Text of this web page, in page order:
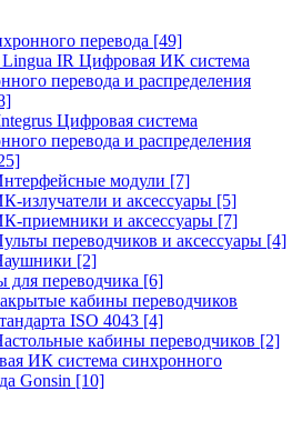
перевода [49]
Lingua IR Цифровая ИК система
перевода и распределения
Цифровая система
перевода и распределения
модули [7]
излучатели и аксессуары [5]
приемники и аксессуары [7]
переводчиков и аксессуары [4]
[2]
для переводчика [6]
кабины переводчиков
ISO 4043 [4]
кабины переводчиков [2]
ИК система синхронного
Gonsin [10]